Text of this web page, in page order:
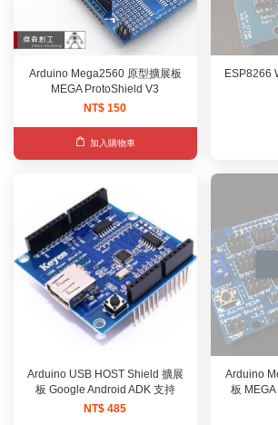
Arduino Mega2560 原型擴展板
MEGA ProtoShield V3
NT$ 150
加入購物車
ESP8266
Arduino USB HOST Shield 擴展
板 Google Android ADK 支持
NT$ 485
Arduino
板